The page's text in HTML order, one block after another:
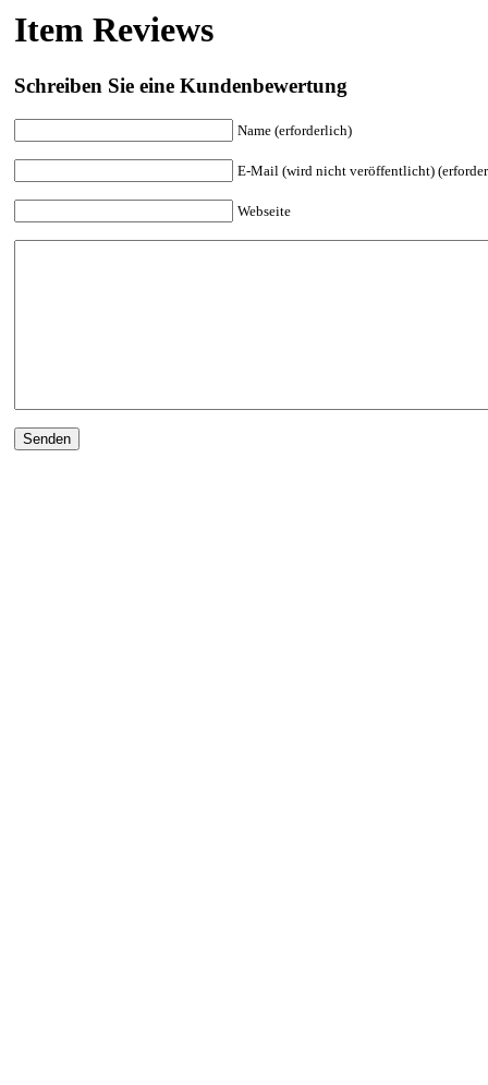
Item Reviews
Schreiben Sie eine Kundenbewertung
Name (erforderlich)
E-Mail (wird nicht veröffentlicht)
Webseite